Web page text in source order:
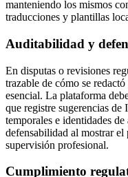
manteniendo los mismos
traducciones y plantillas
Auditabilidad y
En disputas o revisiones
trazable de cómo se
esencial. La plataforma
que registre sugerencias de
temporales e identidades
defensabilidad al mostrar el
supervisión profesional.
Cumplimiento